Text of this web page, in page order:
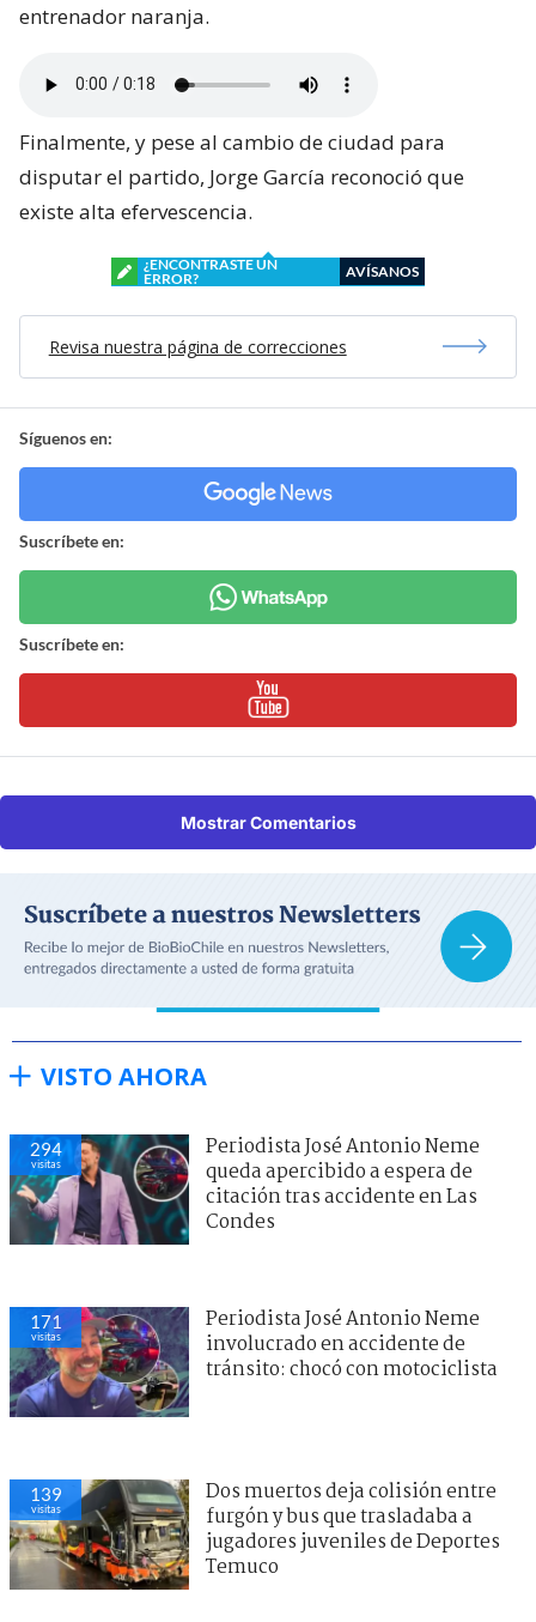
entrenador naranja.
Finalmente, y pese al cambio de ciudad para
disputar el partido, Jorge García reconoció que
existe alta efervescencia.
¿ENCONTRASTE UN
ERROR?
AVÍSANOS
Revisa nuestra página de correcciones
Síguenos en:
Suscríbete en:
Suscríbete en:
Mostrar Comentarios
VISTO AHORA
294
visitas
Periodista José Antonio Neme
queda apercibido a espera de
citación tras accidente en Las
Condes
171
visitas
Periodista José Antonio Neme
involucrado en accidente de
tránsito: chocó con motociclista
139
visitas
Dos muertos deja colisión entre
furgón y bus que trasladaba a
jugadores juveniles de Deportes
Temuco